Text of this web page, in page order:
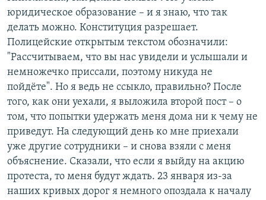
юридическое образование – и я знаю, что так
делать можно. Конституция разрешает.
Полицейские открытым текстом обозначили:
"Рассчитываем, что вы нас увидели и услышали и
немножечко приссали, поэтому никуда не
пойдёте". Но я ведь не ссыкло, правильно? После
того, как они уехали, я выложила второй пост – о
том, что попытки удержать меня дома ни к чему не
приведут. На следующий день ко мне приехали
уже другие сотрудники – и снова взяли с меня
объяснение. Сказали, что если я выйду на акцию
протеста, то меня будут ждать. 23 января из-за
наших кривых дорог я немного опоздала к началу